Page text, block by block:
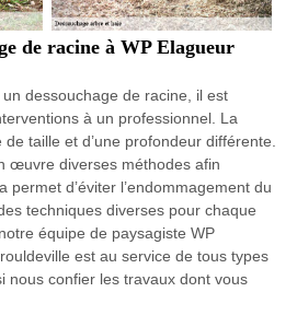
de racine à WP Elagueur
un dessouchage de racine, il est
à un professionnel. La
de taille et d’une profondeur différente.
œuvre diverses méthodes afin
permet d’éviter l’endommagement du
techniques diverses pour chaque
équipe de paysagiste WP
est au service de tous types
nous confier les travaux dont vous